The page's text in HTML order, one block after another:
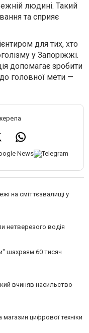
людині. Такий
та сприяє
для тих, хто
у Запоріжжі.
допомагає зробити
головної мети —
на сміттєзвалищі у
нетверезого водія
шахраям 60 тисяч
вчиняв насильство
магазин цифрової техніки